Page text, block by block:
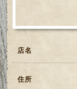
店名
住所